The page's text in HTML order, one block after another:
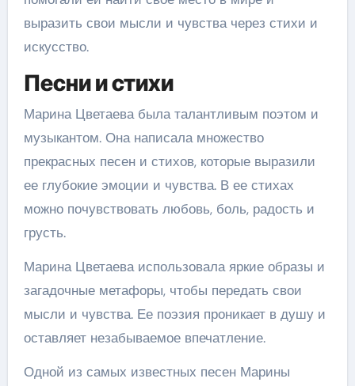
выразить свои мысли и чувства через стихи и
искусство.
Песни и стихи
Марина Цветаева была талантливым поэтом и
музыкантом. Она написала множество
прекрасных песен и стихов, которые выразили
ее глубокие эмоции и чувства. В ее стихах
можно почувствовать любовь, боль, радость и
грусть.
Марина Цветаева использовала яркие образы и
загадочные метафоры, чтобы передать свои
мысли и чувства. Ее поэзия проникает в душу и
оставляет незабываемое впечатление.
Одной из самых известных песен Марины